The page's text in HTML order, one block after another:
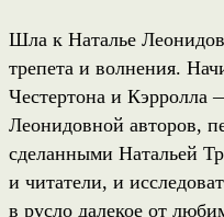
Шла к Наталье
трепета и волнения.
Честертона и
Леонидовной авторов,
сделанными Натальей
и читатели, и
в русло далекое от